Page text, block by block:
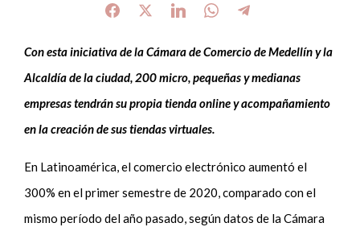
Con esta iniciativa de la Cámara de Comercio de Medellín y la
Alcaldía de la ciudad, 200 micro, pequeñas y medianas
empresas tendrán su propia tienda online y acompañamiento
en la creación de sus tiendas virtuales.
En Latinoamérica, el comercio electrónico aumentó el
300% en el primer semestre de 2020, comparado con el
mismo período del año pasado, según datos de la Cámara